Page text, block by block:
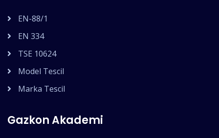
EN-88/1
EN 334
TSE 10624
Model Tescil
Marka Tescil
Gazkon Akademi